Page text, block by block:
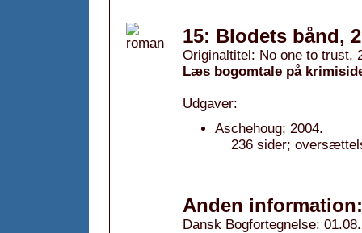
15: Blodets bånd,
Originaltitel: No one to trust,
Læs bogomtale på
Udgaver:
Aschehoug; 2004.
236 sider;
Anden information:
Dansk Bogfortegnelse: